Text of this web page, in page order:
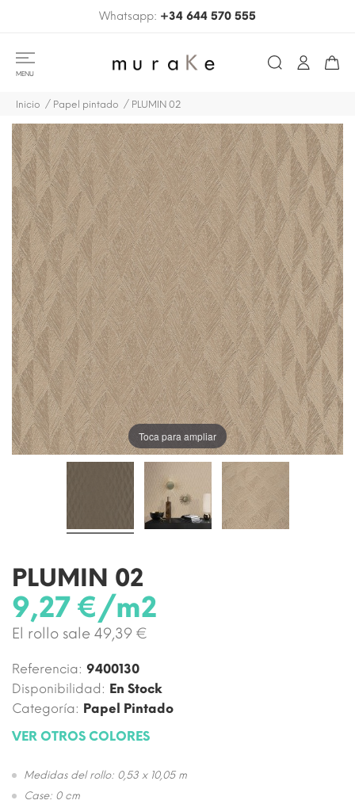
Whatsapp: +34 644 570 555
MENU
Inicio Papel pintado PLUMIN 02
Toca para ampliar
PLUMIN 02
9,27 €/m2
El rollo sale 49,39 €
Referencia: 9400130
Disponibilidad: En Stock
Categoría: Papel Pintado
VER OTROS COLORES
Medidas del rollo: 0,53 x 10,05 m
Case: 0 cm